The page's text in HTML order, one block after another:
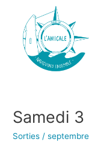
Samedi
Sorties /